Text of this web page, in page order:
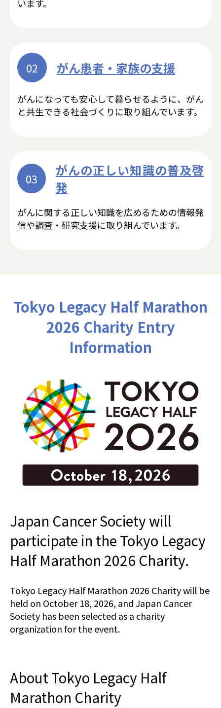
います。
02 がん患者・家族の支援
がんになっても安心して暮らせるように、がん
と共生できる社会づくりに取り組んでいます。
03
がんの正しい知識の普及啓
発
がんに関する正しい知識を広めるための情報発
信や調査・研究支援に取り組んでいます。
Tokyo Legacy Half Marathon
2026 Charity Entry
Information
Japan Cancer Society will
participate in the Tokyo Legacy
Half Marathon 2026 Charity.
Tokyo Legacy Half Marathon 2026 Charity will be
held on October 18, 2026, and Japan Cancer
Society has been selected as a charity
organization for the event.
About Tokyo Legacy Half
Marathon Charity